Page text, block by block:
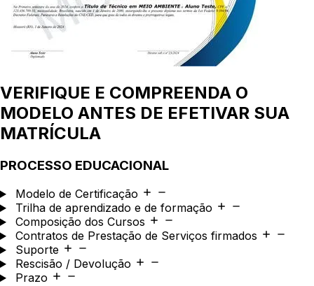
VERIFIQUE E COMPREENDA O
MODELO ANTES DE EFETIVAR SUA
MATRÍCULA
PROCESSO EDUCACIONAL
Modelo de Certificação
Trilha de aprendizado e de formação
Composição dos Cursos
Contratos de Prestação de Serviços firmados
Suporte
Rescisão / Devolução
Prazo